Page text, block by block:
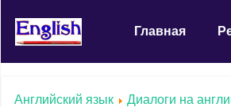
Главная
Английский язык Диалоги на